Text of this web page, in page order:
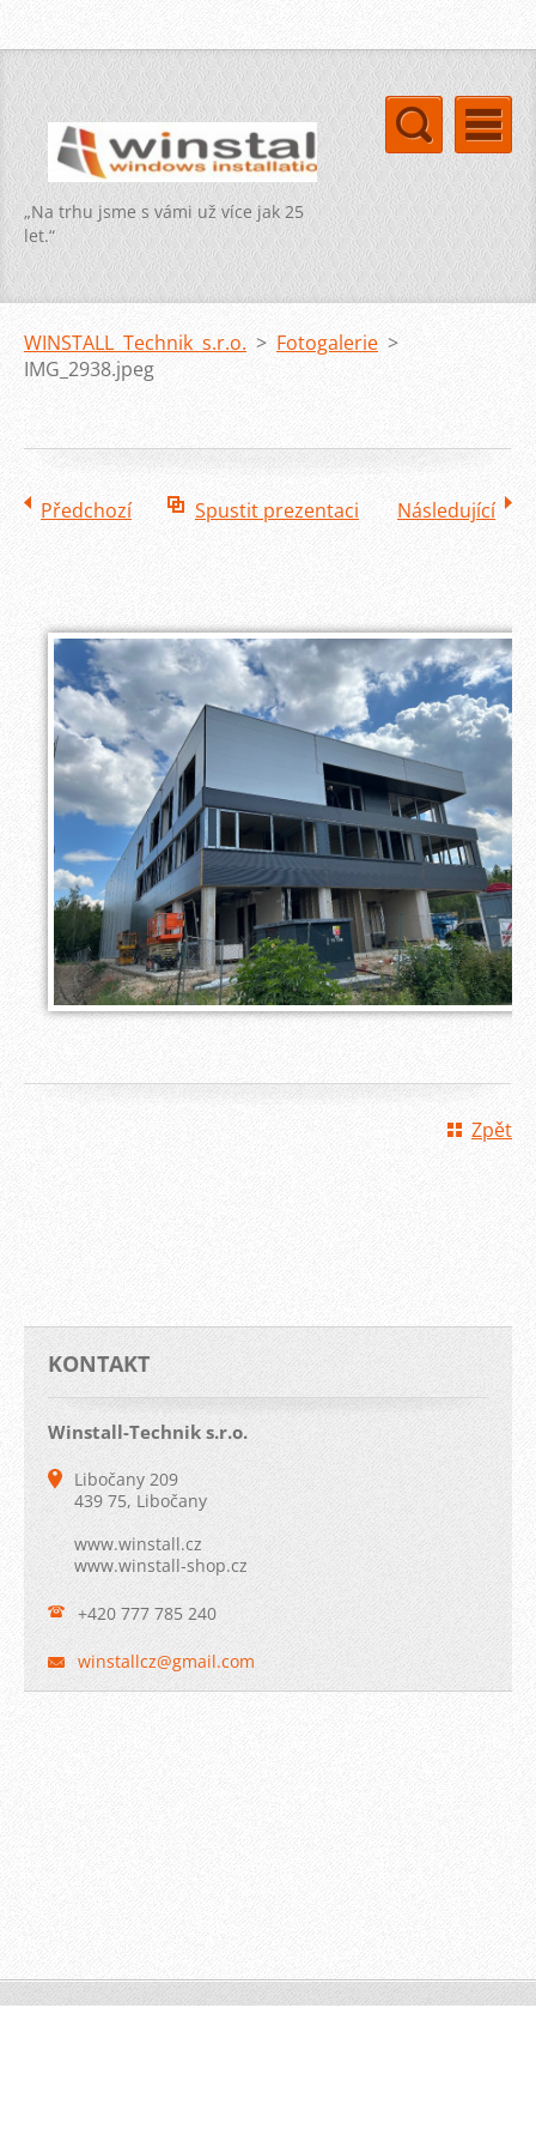
„Na trhu jsme s vámi už více jak 25
let.“
WINSTALL Technik s.r.o. > Fotogalerie >
IMG_2938.jpeg
Předchozí Spustit prezentaci Následující
Zpět
KONTAKT
Winstall-Technik s.r.o.
Libočany 209
439 75, Libočany
www.winstall.cz
www.winstall-shop.cz
+420 777 785 240
winstallcz@gmail.com